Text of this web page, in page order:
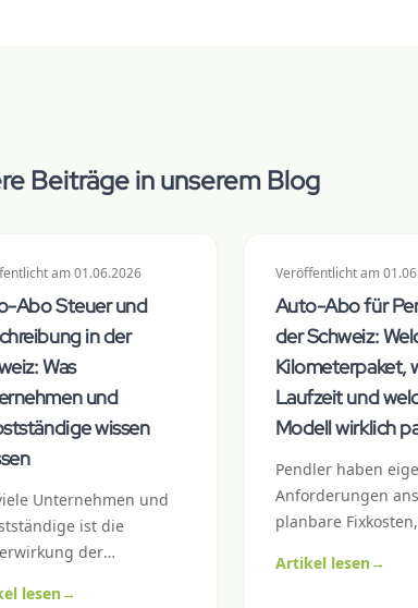
Beiträge in unserem Blog
am01.06.2026
Abo Steuer und
in der
Was
und
wissen
Unternehmen und
ist die
der
lesen→
Veröffentlicht am
Auto-Abo für
der Schweiz:
Kilometerpaket,
Laufzeit und
Modell wirklich
Pendler haben
Anforderungen
planbare
zuverlässige
Artikel lesen→